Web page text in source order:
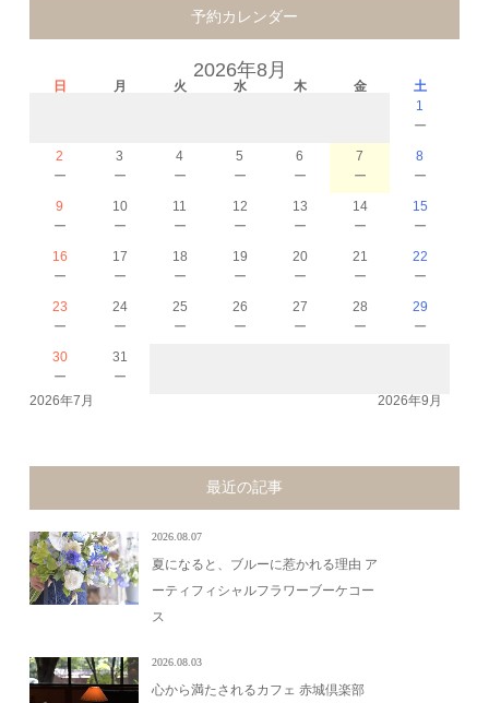
予約カレンダー
2026年8月
日 月 火 水 木 金
土
1
－
2
－
3
－
4
－
5
－
6
－
7
－
8
－
9
－
10
－
11
－
12
－
13
－
14
－
15
－
16
－
17
－
18
－
19
－
20
－
21
－
22
－
23
－
24
－
25
－
26
－
27
－
28
－
29
－
30
－
31
－
2026年7月 2026年9月
最近の記事
2026.08.07
夏になると、ブルーに惹かれる理由 ア
ーティフィシャルフラワーブーケコー
ス
2026.08.03
心から満たされるカフェ 赤城倶楽部